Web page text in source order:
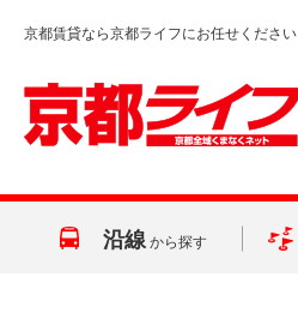
京都賃貸なら京都ライフにお任せくださ
沿線 から探す